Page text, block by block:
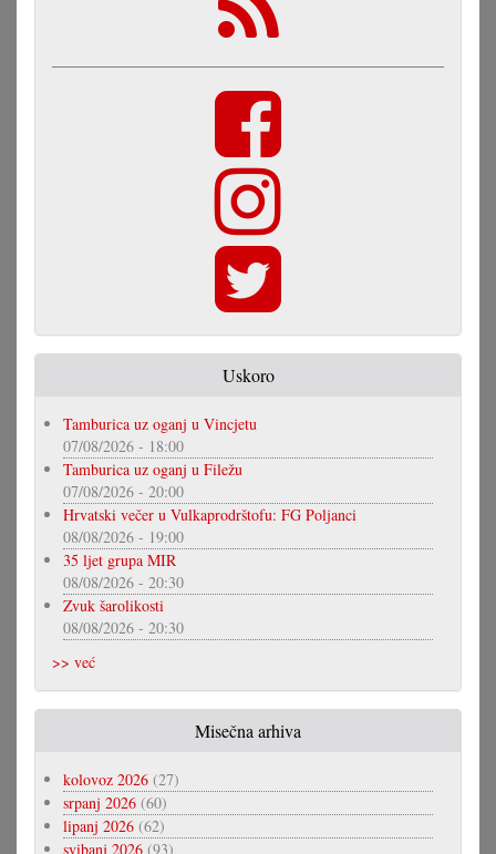
Uskoro
Tamburica uz oganj u Vincjetu
07/08/2026 - 18:00
Tamburica uz oganj u Filežu
07/08/2026 - 20:00
Hrvatski večer u Vulkaprodrštofu: FG Poljanci
08/08/2026 - 19:00
35 ljet grupa MIR
08/08/2026 - 20:30
Zvuk šarolikosti
08/08/2026 - 20:30
>> već
Misečna arhiva
kolovoz 2026 (27)
srpanj 2026 (60)
lipanj 2026 (62)
svibanj 2026 (93)